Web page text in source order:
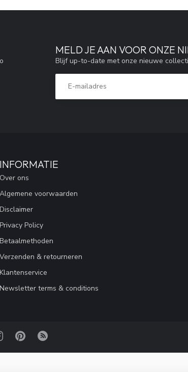
MELD JE AAN VOOR ONZE
Blijf up-to-date met onze nieuwe
INFORMATIE
Over ons
Algemene voorwaarden
Disclaimer
Privacy Policy
Betaalmethoden
Verzenden & retourneren
Klantenservice
Newsletter terms & conditions